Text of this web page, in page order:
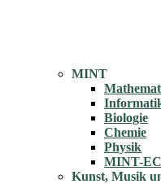
MINT
Biologie
Chemie
Physik
MINT-
Kunst, Musik